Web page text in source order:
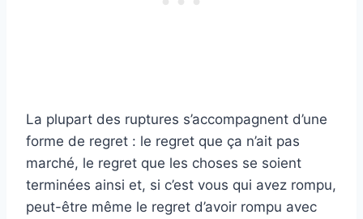
La plupart des ruptures s’accompagnent d’une
forme de regret : le regret que ça n’ait pas
marché, le regret que les choses se soient
terminées ainsi et, si c’est vous qui avez rompu,
peut-être même le regret d’avoir rompu avec